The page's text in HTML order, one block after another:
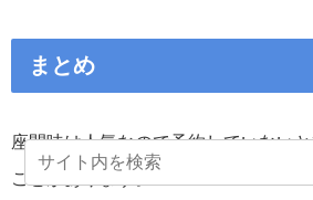
まとめ
座間味は人気なので予約していない
ことがあります。